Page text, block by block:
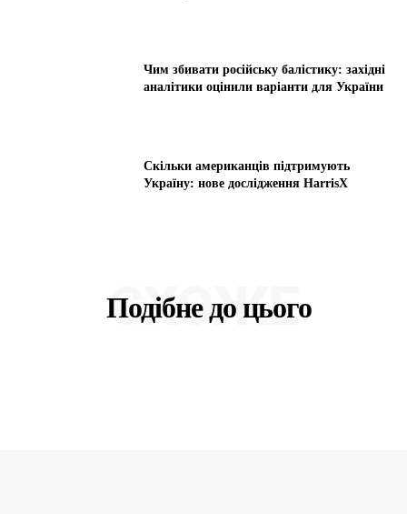
Чим збивати російську балістику: західні
аналітики оцінили варіанти для України
Скільки американців підтримують
Україну: нове дослідження HarrisX
Подібне до цього
СХОЖЕ